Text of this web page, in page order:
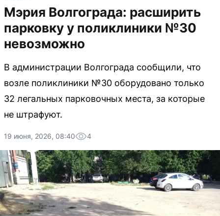
Мэрия Волгограда: расширить
парковку у поликлиники №30
невозможно
В администрации Волгограда сообщили, что
возле поликлиники №30 оборудовано только
32 легальных парковочных места, за которые
не штрафуют.
19 июня, 2026, 08:40 4